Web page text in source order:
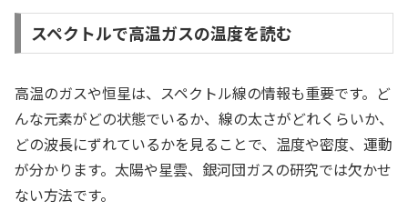
スペクトルで高温ガスの温度を読む
高温のガスや恒星は、スペクトル線の情報も重要です。ど
んな元素がどの状態でいるか、線の太さがどれくらいか、
どの波長にずれているかを見ることで、温度や密度、運動
が分かります。太陽や星雲、銀河団ガスの研究では欠かせ
ない方法です。